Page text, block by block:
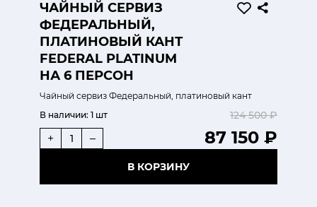
ЧАЙНЫЙ СЕРВИЗ
ФЕДЕРАЛЬНЫЙ,
ПЛАТИНОВЫЙ КАНТ
FEDERAL PLATINUM
НА 6 ПЕРСОН
Чайный сервиз Федеральный, платиновый кант
В наличии: 1 шт 124 500 ₽
87 150 ₽
+ –
В КОРЗИНУ